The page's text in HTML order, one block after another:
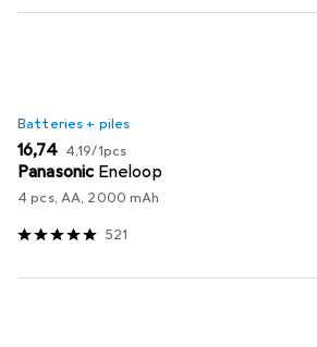
Batteries + piles
EUR
16,74 EUR
4,19/1pcs
Panasonic Eneloop
4 pcs, AA, 2000 mAh
521